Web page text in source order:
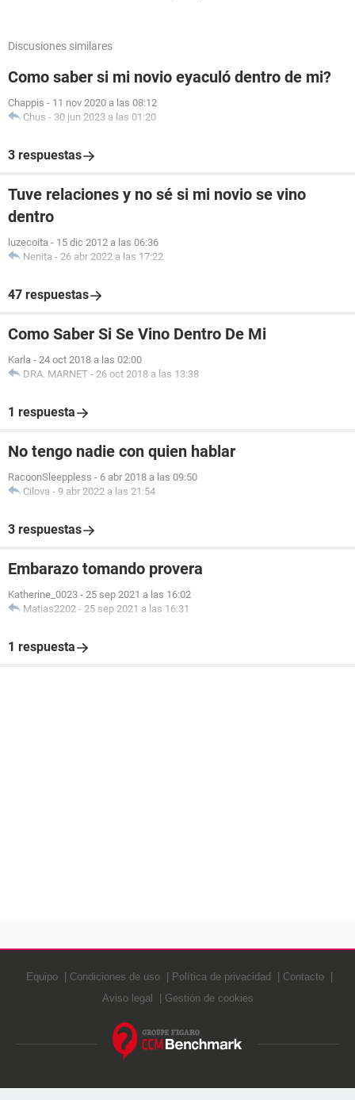
Discusiones similares
Como saber si mi novio eyaculó dentro de mi?
Chappis - 11 nov 2020 a las 08:12
Chus - 30 jun 2023 a las 01:20
3 respuestas
Tuve relaciones y no sé si mi novio se vino
dentro
luzecoita - 15 dic 2012 a las 06:36
Nenita - 26 abr 2022 a las 17:22
47 respuestas
Como Saber Si Se Vino Dentro De Mi
Karla - 24 oct 2018 a las 02:00
DRA. MARNET - 26 oct 2018 a las 13:38
1 respuesta
No tengo nadie con quien hablar
RacoonSleeppless - 6 abr 2018 a las 09:50
Cilova - 9 abr 2022 a las 21:54
3 respuestas
Embarazo tomando provera
Katherine_0023 - 25 sep 2021 a las 16:02
Matias2202 - 25 sep 2021 a las 16:31
1 respuesta
Equipo Condiciones de uso Política de privacidad
Contacto
Aviso legal
Gestión de cookies